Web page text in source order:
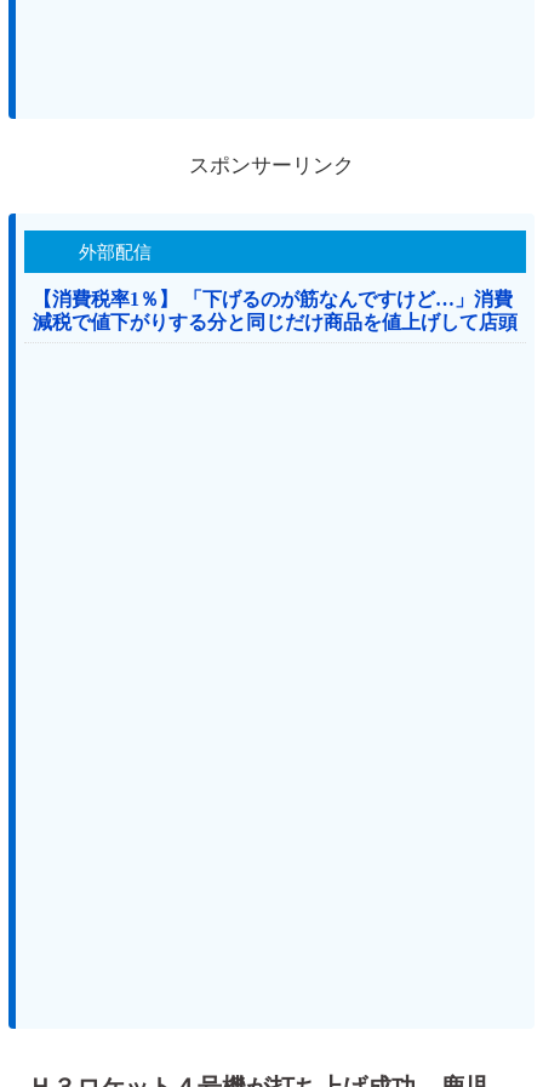
スポンサーリンク
外部配信
【消費税率1％】 「下げるのが筋なんですけど…」消費
減税で値下がりする分と同じだけ商品を値上げして店頭
価格を変えない店も